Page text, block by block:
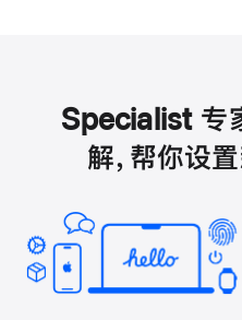
Specialist 专
解，帮你设